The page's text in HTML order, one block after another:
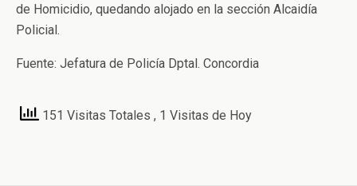
de Homicidio, quedando alojado en la sección Alcaidía
Policial.
Fuente: Jefatura de Policía Dptal. Concordia
151 Visitas Totales , 1 Visitas de Hoy